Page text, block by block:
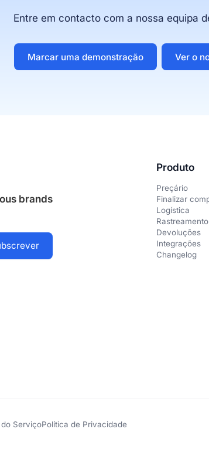
Entre em contacto com a nossa equipa
Marcar uma demonstração Ver o
brands
Produto
Preçário
Finalizar
Logística
Rastreamento
Devoluções
Integrações
Changelog
ServiçoPolítica de Privacidade